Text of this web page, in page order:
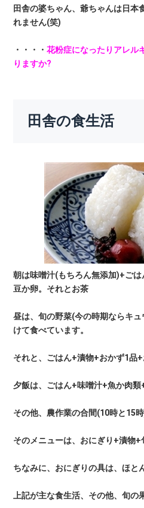
田舎の婆ちゃん、爺ちゃんは日本
れません(笑)
・・・・花粉症になったりアレル
りますか?
田舎の食生活
朝は味噌汁(もちろん無添加)+ご
豆か卵。それとお茶
昼は、旬の野菜(今の時期ならキ
けて食べています。
それと、ごはん+漬物+おかず1品+
夕飯は、ごはん+味噌汁+魚か肉類
その他、農作業の合間(10時と15
そのメニューは、おにぎり+漬物+
ちなみに、おにぎりの具は、ほと
上記が主な食生活、その他、旬の